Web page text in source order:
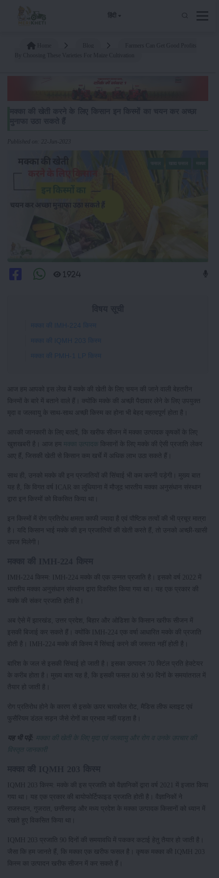
हिंदी
Published on: 22-Jun-2023
1924
मक्का की IMH-224 किस्म
मक्का की IQMH 203 किस्म
मक्का की PMH-1 LP किस्म
आज हम आपको इस लेख में मक्के की खेती के लिए चयन की जाने वाली बेहतरीन
किस्मों के बारे में बताने वाले हैं। क्योंकि मक्के की अच्छी पैदावार लेने के लिए उपयुक्त
मृदा व जलवायु के साथ-साथ अच्छी किस्म का होना भी बेहद महत्वपूर्ण होता है।
आपकी जानकारी के लिए बतादें, कि खरीफ सीजन में मक्का उत्पादक कृषकों के लिए
खुशखबरी है। आज हम मक्का उत्पादक
किसानों के लिए मक्के की ऐसी प्रजाति लेकर
आए हैं, जिसकी खेती से किसान कम खर्चे में अधिक लाभ उठा सकते हैं।
साथ ही, उनको मक्के की इन प्रजातियों की सिंचाई भी कम करनी पड़ेगी। मुख्य बात
यह है, कि विगत वर्ष ICAR का लुधियाना में मौजूद भारतीय मक्का अनुसंधान संस्थान
द्वारा इन किस्मों को विकसित किया था।
इन किस्मों में रोग प्रतिरोध क्षमता काफी ज्यादा है एवं पौष्टिक तत्वों की भी प्रचूर मात्रा
है। यदि किसान भाई मक्के की इन प्रजातियों की खेती करते हैं, तो उनको अच्छी-खासी
उपज मिलेगी।
IMH-224 किस्म: IMH-224 मक्के की एक उन्नत प्रजाति है। इसको वर्ष 2022 में
भारतीय मक्का अनुसंधान संस्थान द्वारा विकसित किया गया था। यह एक प्रकार की
मक्के की संकर प्रजाति होती है।
अब ऐसे में झारखंड, उत्तर प्रदेश, बिहार और ओडिशा के किसान खरीफ सीजन में
इसकी बिजाई कर सकते हैं। क्योंकि IMH-224 एक वर्षा आधारित मक्के की प्रजाति
होती है। IMH-224 मक्के की किस्म में सिंचाई करने की जरूरत नहीं होती है।
बारिश के जल से इसकी सिंचाई हो जाती है। इसका उत्पादन 70 क्टिंल प्रति हेक्टेयर
के करीब होता है। मुख्य बात यह है, कि इसकी फसल 80 से 90 दिनों के समयांतराल में
तैयार हो जाती है।
रोग प्रतिरोध होने के कारण से इसके ऊपर चारकोल रोट, मैडिस लीफ ब्लाइट एवं
फुसैरियम डंठल सड़न जैसे रोगों का प्रभाव नहीं पड़ता है।
यह भी पढ़ें: मक्का की खेती के लिए मृदा एवं जलवायु और रोग व उनके उपचार की
विस्तृत जानकारी
IQMH 203 किस्म: मक्के की इस प्रजाति को वैज्ञानिकों द्वारा वर्ष 2021 में इजात किया
गया था। यह एक प्रकार की बायोफोर्टिफाइड प्रजाति होती है। वैज्ञानिकों ने
राजस्थान, गुजरात, छत्तीसगढ़ और मध्य प्रदेश के मक्का उत्पादक किसानों को ध्यान में
रखते हुए विकसित किया था।
IQMH 203 प्रजाति 90 दिनों की समयावधि में पककर कटाई हेतु तैयार हो जाती है।
जैसा कि हम जानते हैं, कि मक्का एक खरीफ फसल है। कृषक मक्का की IQMH 203
किस्म का उत्पादन खरीफ सीजन में कर सकते हैं।